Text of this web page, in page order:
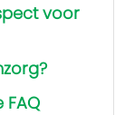
voor